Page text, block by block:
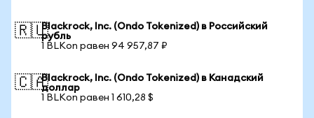
🇷🇺Blackrock, Inc. (Ondo Tokenized) в Российский
рубль
1 BLKon равен 94 957,87 ₽
🇨🇦Blackrock, Inc. (Ondo Tokenized) в Канадский
доллар
1 BLKon равен 1 610,28 $